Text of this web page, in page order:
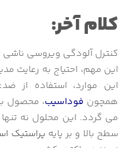
کلام آخر:
کنترل آلودگی ویروسی ناشی
این مهم، احتیاج به رعایت
این موارد، استفاده از
همچون فوداسیب، محصول
می گردد. این محلول نه
سطح بالا و بر پایه پراستیک